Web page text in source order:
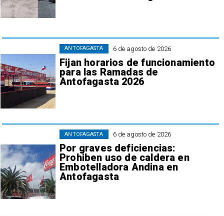
6 de agosto de 2026
Fijan horarios de funcionamiento
para las Ramadas de
Antofagasta 2026
ANTOFAGASTA
6 de agosto de 2026
Por graves deficiencias:
Prohiben uso de caldera en
Embotelladora Andina en
Antofagasta
ANTOFAGASTA